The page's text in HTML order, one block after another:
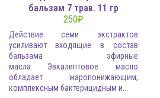
бальзам 7 трав. 11 гр
250₽
Действие семи экстрактов
усиливают входящие в состав
бальзама эфирные
масла Эвкалиптовое масло
обладает жаропонижающим,
комплексным бактерицидным и...